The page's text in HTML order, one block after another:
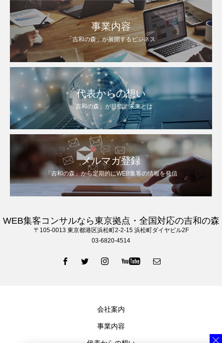
事業内容
「吉和の森」が展開するビジネス
代表からの想い
「吉和の森」が目指す未来とは
メルマガ登録
「吉和の森」から定期的にWEB集客の情報を発信
WEB集客コンサルなら東京拠点・全国対応の吉和の森
〒105‐0013 東京都港区浜松町2-2-15 浜松町ダイヤビル2F
03-6820-4514
会社案内
事業内容